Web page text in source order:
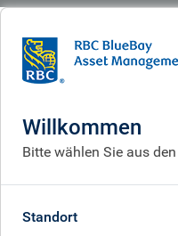
People Laurence Bensafi
Willkommen
Bitte wählen Sie aus
Standort